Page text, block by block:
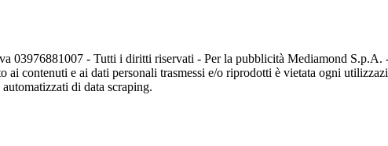
03976881007 - Tutti i diritti riservati - Per la pubblicità Mediamond S.p.A.
ai contenuti e ai dati personali trasmessi e/o riprodotti è vietata ogni
di data scraping.